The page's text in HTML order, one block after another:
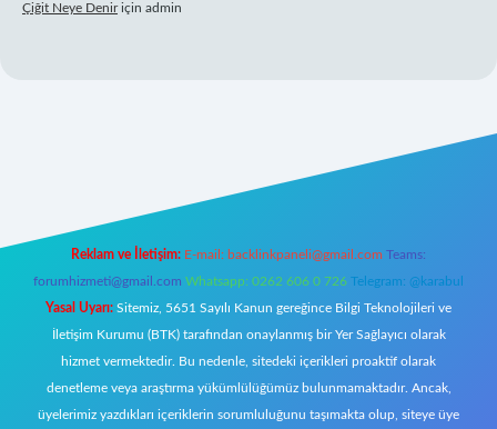
Çiğit Neye Deniriçin admin
www.betexper.xyz/
Reklam ve İletişim: E-mail: backlinkpaneli@gmail.com Teams:
forumhizmeti@gmail.com Whatsapp: 0262 606 0 726 Telegram: @karabul
Yasal Uyarı: Sitemiz, 5651 Sayılı Kanun gereğince Bilgi Teknolojileri ve
İletişim Kurumu (BTK) tarafından onaylanmış bir Yer Sağlayıcı olarak
hizmet vermektedir. Bu nedenle, sitedeki içerikleri proaktif olarak
denetleme veya araştırma yükümlülüğümüz bulunmamaktadır. Ancak,
üyelerimiz yazdıkları içeriklerin sorumluluğunu taşımakta olup, siteye üye